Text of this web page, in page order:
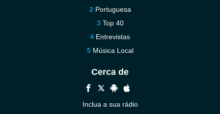
Portuguesa
Top 40
Entrevistas
Música Local
Cerca de
Inclua a sua rádio